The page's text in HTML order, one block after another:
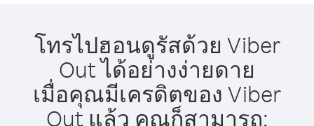
โทรไปฮอนดูรัสด้วย Viber
Out ได้อย่างง่ายดาย
เมื่อคุณมีเครดิตของ Viber
Out แล้ว คุณก็สามารถ: